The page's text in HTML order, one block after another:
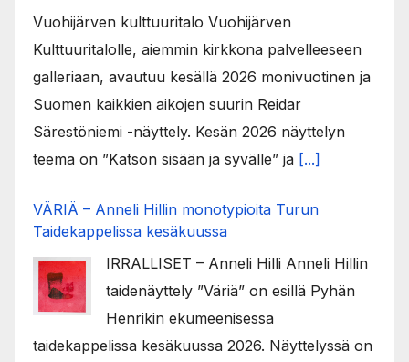
Vuohijärven kulttuuritalo Vuohijärven
Kulttuuritalolle, aiemmin kirkkona palvelleeseen
galleriaan, avautuu kesällä 2026 monivuotinen ja
Suomen kaikkien aikojen suurin Reidar
Särestöniemi -näyttely. Kesän 2026 näyttelyn
teema on ”Katson sisään ja syvälle” ja [...]
VÄRIÄ – Anneli Hillin monotypioita Turun
Taidekappelissa kesäkuussa
IRRALLISET – Anneli Hilli Anneli Hillin
taidenäyttely ”Väriä” on esillä Pyhän
Henrikin ekumeenisessa
taidekappelissa kesäkuussa 2026. Näyttelyssä on